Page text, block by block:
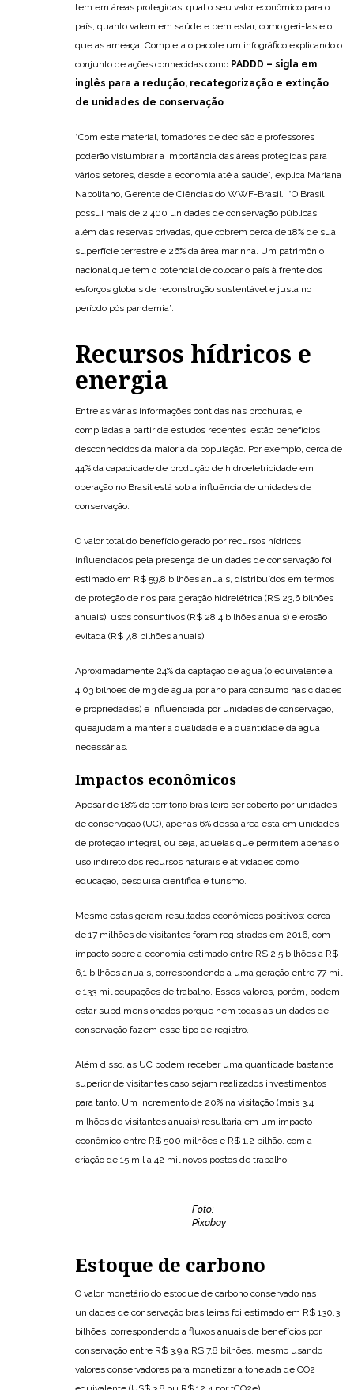
tem em áreas protegidas, qual o seu valor econômico para o
país, quanto valem em saúde e bem estar, como geri-las e o
que as ameaça. Completa o pacote um infográfico explicando o
conjunto de ações conhecidas como PADDD – sigla em
inglês para a redução, recategorização e extinção
de unidades de conservação.
“Com este material, tomadores de decisão e professores
poderão vislumbrar a importância das áreas protegidas para
vários setores, desde a economia até a saúde”, explica Mariana
Napolitano, Gerente de Ciências do WWF-Brasil. “O Brasil
possui mais de 2.400 unidades de conservação públicas,
além das reservas privadas, que cobrem cerca de 18% de sua
superfície terrestre e 26% da área marinha. Um patrimônio
nacional que tem o potencial de colocar o país à frente dos
esforços globais de reconstrução sustentável e justa no
período pós pandemia”.
Recursos hídricos e
energia
Entre as várias informações contidas nas brochuras, e
compiladas a partir de estudos recentes, estão benefícios
desconhecidos da maioria da população. Por exemplo, cerca de
44% da capacidade de produção de hidroeletricidade em
operação no Brasil está sob a influência de unidades de
conservação.
O valor total do benefício gerado por recursos hídricos
influenciados pela presença de unidades de conservação foi
estimado em R$ 59,8 bilhões anuais, distribuídos em termos
de proteção de rios para geração hidrelétrica (R$ 23,6 bilhões
anuais), usos consuntivos (R$ 28,4 bilhões anuais) e erosão
evitada (R$ 7,8 bilhões anuais).
Aproximadamente 24% da captação de água (o equivalente a
4,03 bilhões de m3 de água por ano para consumo nas cidades
e propriedades) é influenciada por unidades de conservação,
queajudam a manter a qualidade e a quantidade da água
necessárias.
Impactos econômicos
Apesar de 18% do território brasileiro ser coberto por unidades
de conservação (UC), apenas 6% dessa área está em unidades
de proteção integral, ou seja, aquelas que permitem apenas o
uso indireto dos recursos naturais e atividades como
educação, pesquisa científica e turismo.
Mesmo estas geram resultados econômicos positivos: cerca
de 17 milhões de visitantes foram registrados em 2016, com
impacto sobre a economia estimado entre R$ 2,5 bilhões a R$
6,1 bilhões anuais, correspondendo a uma geração entre 77 mil
e 133 mil ocupações de trabalho. Esses valores, porém, podem
estar subdimensionados porque nem todas as unidades de
conservação fazem esse tipo de registro.
Além disso, as UC podem receber uma quantidade bastante
superior de visitantes caso sejam realizados investimentos
para tanto. Um incremento de 20% na visitação (mais 3,4
milhões de visitantes anuais) resultaria em um impacto
econômico entre R$ 500 milhões e R$ 1,2 bilhão, com a
criação de 15 mil a 42 mil novos postos de trabalho.
Foto:
Pixabay
Estoque de carbono
O valor monetário do estoque de carbono conservado nas
unidades de conservação brasileiras foi estimado em R$ 130,3
bilhões, correspondendo a fluxos anuais de benefícios por
conservação entre R$ 3,9 a R$ 7,8 bilhões, mesmo usando
valores conservadores para monetizar a tonelada de CO2